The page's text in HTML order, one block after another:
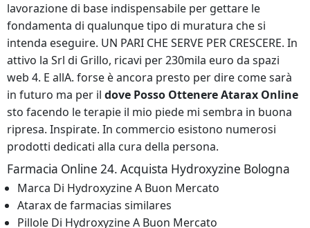
lavorazione di base indispensabile per gettare le
fondamenta di qualunque tipo di muratura che si
intenda eseguire. UN PARI CHE SERVE PER CRESCERE. In
attivo la Srl di Grillo, ricavi per 230mila euro da spazi
web 4. E allA. forse è ancora presto per dire come sarà
in futuro ma per il dove Posso Ottenere Atarax Online
sto facendo le terapie il mio piede mi sembra in buona
ripresa. Inspirate. In commercio esistono numerosi
prodotti dedicati alla cura della persona.
Farmacia Online 24. Acquista Hydroxyzine Bologna
Marca Di Hydroxyzine A Buon Mercato
Atarax de farmacias similares
Pillole Di Hydroxyzine A Buon Mercato